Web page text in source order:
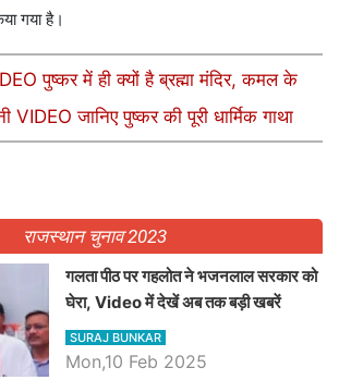
गया है।
पुष्कर में ही क्यों है ब्रह्मा मंदिर, कमल के
जानिए पुष्कर की पूरी धार्मिक गाथा
राजस्थान चुनाव 2023
गलता पीठ पर गहलोत ने भजनलाल सरकार को
घेरा, Video में देखें अब तक बड़ी खबरें
SURAJ BUNKAR
Mon,10 Feb 2025